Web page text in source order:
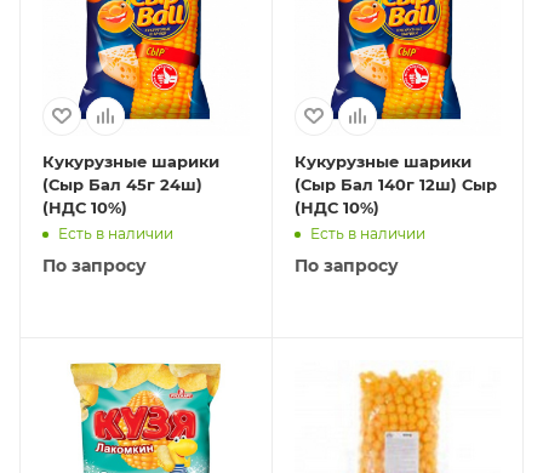
Кукурузные шарики
(Сыр Бал 45г 24ш)
(НДС 10%)
Есть в наличии
По запросу
Кукурузные шарики
(Сыр Бал 140г 12ш) Сыр
(НДС 10%)
Есть в наличии
По запросу